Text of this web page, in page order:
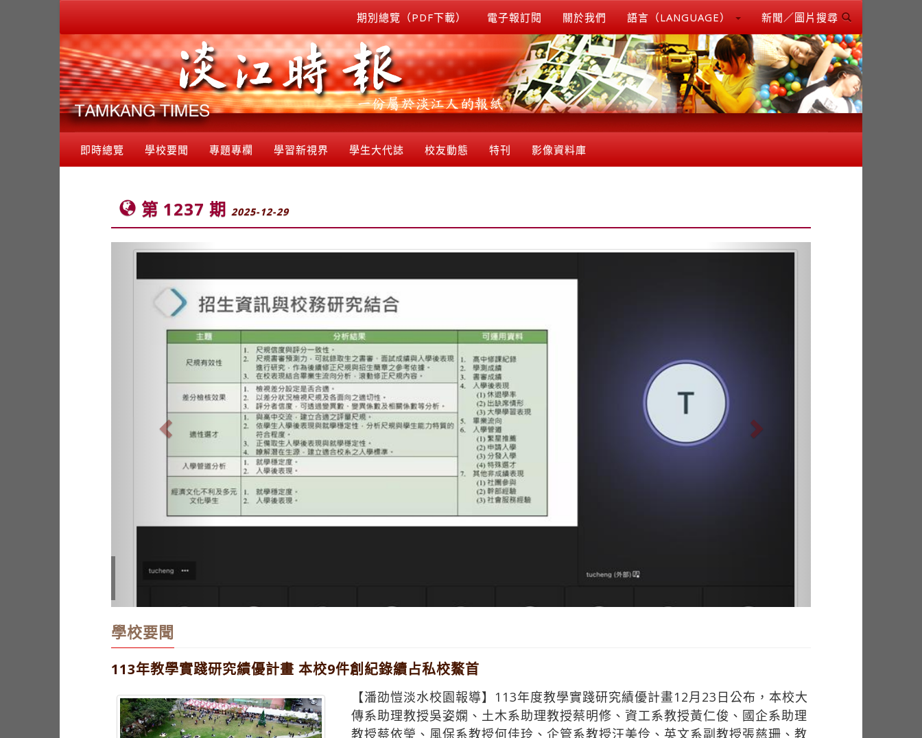
期別總覽（PDF下載） 電子報訂閱 關於我們 語言（LANGUAGE） 新聞／圖片搜尋
即時總覽 學校要聞 專題專欄 學習新視界 學生大代誌 校友動態 特刊 影像資料庫
第 1237 期 2025-12-29
優化入學審查評量 吳土城分享學習歷程與招生專業化實務
Previous Next
學校要聞
113年教學實踐研究績優計畫 本校9件創紀錄續占私校鰲首